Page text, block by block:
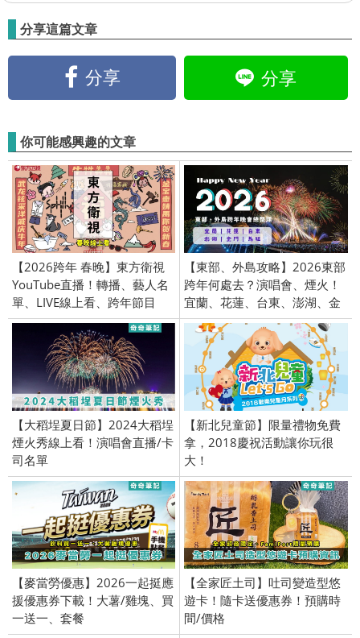
分享這篇文章
分享 分享
你可能感興趣的文章
【2026跨年 春晚】東方衛視
YouTube直播！轉播、藝人名
單、LIVE線上看、跨年節目
【東部、外島攻略】2026東部
跨年何處去？演唱會、煙火！
宜蘭、花蓮、台東、澎湖、金
門、馬祖、活動地點行程、
YouTube、直播、轉播
【大稻埕夏日節】2024大稻埕
煙火秀線上看！演唱會直播/卡
司名單
【新北兒童節】限量禮物免費
拿，2018慶祝活動讓你玩很
大！
【麥當勞優惠】2026一起挺應
援優惠券下載！大薯/雞塊、買
一送一、套餐
【全家匠土司】吐司變造型悠
遊卡！隨卡送優惠券！預購時
間/價格